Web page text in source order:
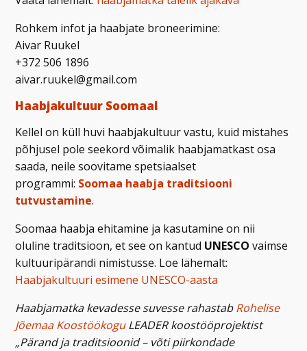
Rohkem infot ja haabjate broneerimine:
Aivar Ruukel
+372 506 1896
aivar.ruukel@gmail.com
Haabjakultuur Soomaal
Kellel on küll huvi haabjakultuur vastu, kuid mistahes
põhjusel pole seekord võimalik haabjamatkast osa
saada, neile soovitame spetsiaalset
programmi: Soomaa haabja traditsiooni
tutvustamine.
Soomaa haabja ehitamine ja kasutamine on nii
oluline traditsioon, et see on kantud UNESCO vaimse
kultuuripärandi nimistusse. Loe lähemalt:
Haabjakultuuri esimene UNESCO-aasta
Haabjamatka kevadesse suvesse rahastabRohelise
Jõemaa KoostöökoguLEADER koostööprojektist
„Pärand ja traditsioonid – võti piirkondade